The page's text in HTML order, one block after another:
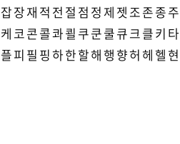
잡장재 적 전 절 점 정 제 젯 조존종주
케 코콘콜콰쾰 쿠쿤쿨큐크클키 타
플피 필 핑하한할해행 향허 헤헬 현